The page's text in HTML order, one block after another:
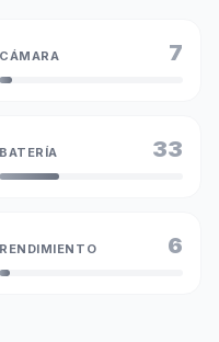
CÁMARA 7
BATERÍA 33
RENDIMIENTO 6